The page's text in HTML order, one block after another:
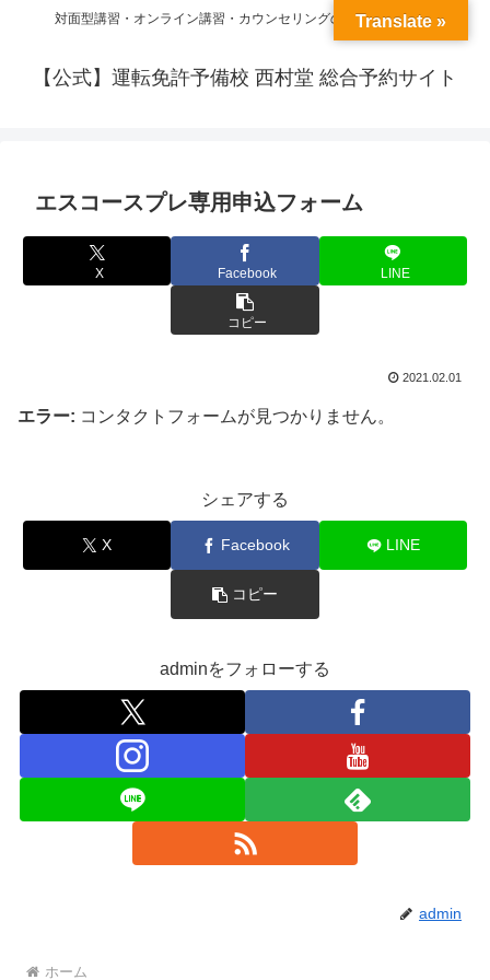
対面型講習・オンライン講習・カウンセリングの予約ができます
【公式】運転免許予備校 西村堂 総合予約サイト
エスコースプレ専用申込フォーム
X Facebook LINE
コピー
2021.02.01
エラー: コンタクトフォームが見つかりません。
シェアする
X Facebook LINE
コピー
adminをフォローする
admin
ホーム
Translate »